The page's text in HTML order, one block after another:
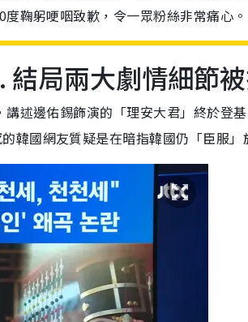
鞠躬哽咽致歉，令一眾粉絲非常痛心。
局兩大劇情細節
述邊佑錫飾演的「理安大君」終於登
韓國網友質疑是在暗指韓國仍「臣服」